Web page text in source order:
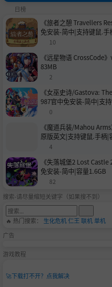
日榜
《旅者之憩 Travellers
免安装-简中|支持键鼠.手
10
《远星物语 CrossCode
83MB
2
《女巫史诗/Gastova:
987官中免安装-简中|支
0
《魔道兵装/Mahou
原版英文|支持键鼠.手柄|
4
《失落城堡2 Lost
免安装-简中|容量1.6GB
82
搜索-请尽量缩短关键字（如果搜不到）
🔥 热门搜索： 生化危机仁王 联机单机
广告
游戏教程
🚀下载打不开？点我解决